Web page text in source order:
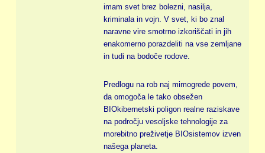
imam svet brez bolezni, nasilja,
kriminala in vojn. V svet, ki bo znal
naravne vire smotrno izkoriščati in jih
enakomerno porazdeliti na vse zemljane
in tudi na bodoče rodove.
Predlogu na rob naj mimogrede povem,
da omogoča le tako obsežen
BIOkibernetski poligon realne raziskave
na področju vesoljske tehnologije za
morebitno preživetje BIOsistemov izven
našega planeta.